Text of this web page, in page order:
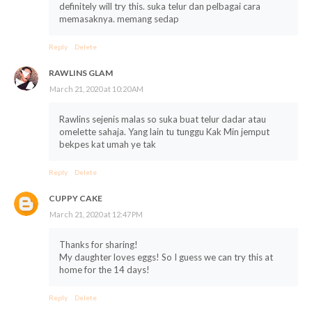
definitely will try this. suka telur dan pelbagai cara
memasaknya. memang sedap
Reply Delete
RAWLINS GLAM
March 21, 2020 at 10:20 AM
Rawlins sejenis malas so suka buat telur dadar atau
omelette sahaja. Yang lain tu tunggu Kak Min jemput
bekpes kat umah ye tak
Reply Delete
CUPPY CAKE
March 21, 2020 at 12:47 PM
Thanks for sharing!
My daughter loves eggs! So I guess we can try this at
home for the 14 days!
Reply Delete